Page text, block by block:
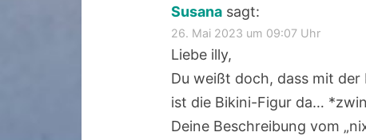
Susana sagt:
26. Mai 2023 um 09:07 Uhr
Liebe illy,
Du weißt doch, dass mit
ist die Bikini-Figur da…
Deine Beschreibung vom